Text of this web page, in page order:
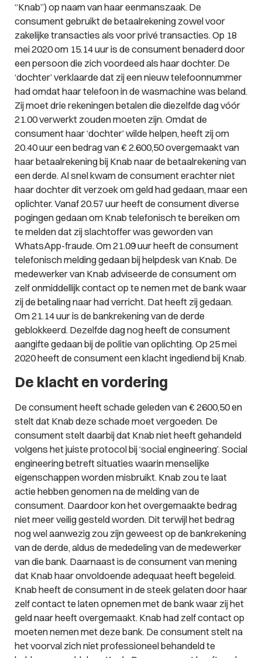
“Knab”) op naam van haar eenmanszaak. De
consument gebruikt de betaalrekening zowel voor
zakelijke transacties als voor privé transacties. Op 18
mei 2020 om 15.14 uur is de consument benaderd door
een persoon die zich voordeed als haar dochter. De
‘dochter’ verklaarde dat zij een nieuw telefoonnummer
had omdat haar telefoon in de wasmachine was beland.
Zij moet drie rekeningen betalen die diezelfde dag vóór
21.00 verwerkt zouden moeten zijn. Omdat de
consument haar ‘dochter’ wilde helpen, heeft zij om
20.40 uur een bedrag van € 2.600,50 overgemaakt van
haar betaalrekening bij Knab naar de betaalrekening van
een derde. Al snel kwam de consument erachter niet
haar dochter dit verzoek om geld had gedaan, maar een
oplichter. Vanaf 20.57 uur heeft de consument diverse
pogingen gedaan om Knab telefonisch te bereiken om
te melden dat zij slachtoffer was geworden van
WhatsApp-fraude. Om 21.09 uur heeft de consument
telefonisch melding gedaan bij helpdesk van Knab. De
medewerker van Knab adviseerde de consument om
zelf onmiddellijk contact op te nemen met de bank waar
zij de betaling naar had verricht. Dat heeft zij gedaan.
Om 21.14 uur is de bankrekening van de derde
geblokkeerd. Dezelfde dag nog heeft de consument
aangifte gedaan bij de politie van oplichting. Op 25 mei
2020 heeft de consument een klacht ingediend bij Knab.
De klacht en vordering
De consument heeft schade geleden van € 2600,50 en
stelt dat Knab deze schade moet vergoeden. De
consument stelt daarbij dat Knab niet heeft gehandeld
volgens het juiste protocol bij ‘social engineering’. Social
engineering betreft situaties waarin menselijke
eigenschappen worden misbruikt. Knab zou te laat
actie hebben genomen na de melding van de
consument. Daardoor kon het overgemaakte bedrag
niet meer veilig gesteld worden. Dit terwijl het bedrag
nog wel aanwezig zou zijn geweest op de bankrekening
van de derde, aldus de mededeling van de medewerker
van die bank. Daarnaast is de consument van mening
dat Knab haar onvoldoende adequaat heeft begeleid.
Knab heeft de consument in de steek gelaten door haar
zelf contact te laten opnemen met de bank waar zij het
geld naar heeft overgemaakt. Knab had zelf contact op
moeten nemen met deze bank. De consument stelt na
het voorval zich niet professioneel behandeld te